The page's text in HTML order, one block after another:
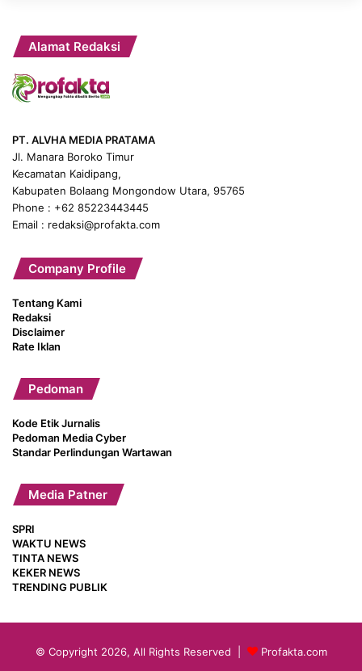
Alamat Redaksi
PT. ALVHA MEDIA PRATAMA
Jl. Manara Boroko Timur
Kecamatan Kaidipang,
Kabupaten Bolaang Mongondow Utara, 95765
Phone : +62 85223443445
Email : redaksi@profakta.com
Company Profile
Tentang Kami
Redaksi
Disclaimer
Rate Iklan
Pedoman
Kode Etik Jurnalis
Pedoman Media Cyber
Standar Perlindungan Wartawan
Media Patner
SPRI
WAKTU NEWS
TINTA NEWS
KEKER NEWS
TRENDING PUBLIK
© Copyright 2026, All Rights Reserved | Profakta.com